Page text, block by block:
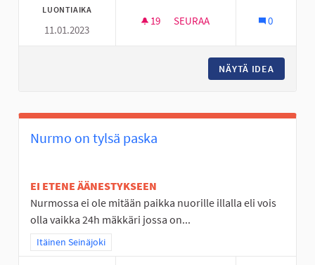
LUONTIAIKA
11.01.2023
19 19 SEURAAJAA
SEURAA 0
NÄYTÄ IDEA
Nurmo on tylsä paska
EI ETENE ÄÄNESTYKSEEN
Nurmossa ei ole mitään paikka nuorille illalla eli vois
olla vaikka 24h mäkkäri jossa on...
Rajaa tulokset teeman mukaan: Itäinen Seinäjoki
Itäinen Seinäjoki